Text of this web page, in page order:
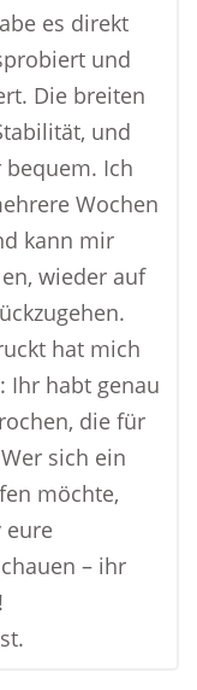
es direkt
und
Die breiten
und
Ich
Wochen
kann mir
wieder auf
hat mich
Ihr habt genau
die für
sich ein
möchte,
eure
– ihr